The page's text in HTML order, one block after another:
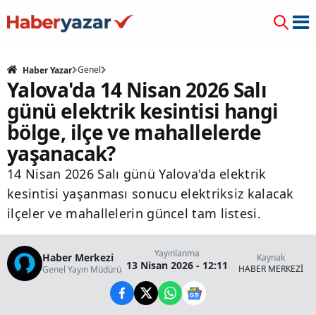
Haber Yazar Genel
Yalova'da 14 Nisan 2026 Salı
günü elektrik kesintisi hangi
bölge, ilçe ve mahallelerde
yaşanacak?
14 Nisan 2026 Salı günü Yalova'da elektrik
kesintisi yaşanması sonucu elektriksiz kalacak
ilçeler ve mahallelerin güncel tam listesi.
Haber Merkezi
Genel Yayın Müdürü
Yayınlanma
13 Nisan 2026 - 12:11
Kaynak
HABER MERKEZİ